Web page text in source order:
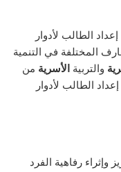
الطالب لأدوار
المختلفة في التنمية
والتربية الأسرية من
الطالب لأدوار
وإثراء رفاهية الفرد